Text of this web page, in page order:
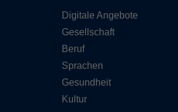
Digitale Angebote
Gesellschaft
Beruf
Sprachen
Gesundheit
Kultur